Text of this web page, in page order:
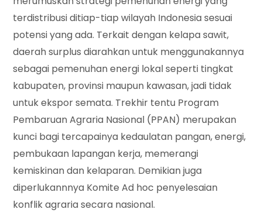
terdistribusi ditiap-tiap wilayah Indonesia sesuai
potensi yang ada. Terkait dengan kelapa sawit,
daerah surplus diarahkan untuk menggunakannya
sebagai pemenuhan energi lokal seperti tingkat
kabupaten, provinsi maupun kawasan, jadi tidak
untuk ekspor semata. Trekhir tentu Program
Pembaruan Agraria Nasional (PPAN) merupakan
kunci bagi tercapainya kedaulatan pangan, energi,
pembukaan lapangan kerja, memerangi
kemiskinan dan kelaparan. Demikian juga
diperlukannnya Komite Ad hoc penyelesaian
konflik agraria secara nasional.